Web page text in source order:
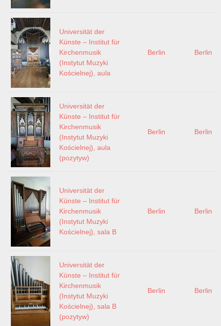
Universität der
Künste – Institut für
Kirchenmusik
(Instytut Muzyki
Kościelnej), aula
Berlin Berlin
Universität der
Künste – Institut für
Kirchenmusik
(Instytut Muzyki
Kościelnej), aula
(pozytyw)
Berlin Berlin
Universität der
Künste – Institut für
Kirchenmusik
(Instytut Muzyki
Kościelnej), sala B
Berlin Berlin
Universität der
Künste – Institut für
Kirchenmusik
(Instytut Muzyki
Kościelnej), sala B
(pozytyw)
Berlin Berlin